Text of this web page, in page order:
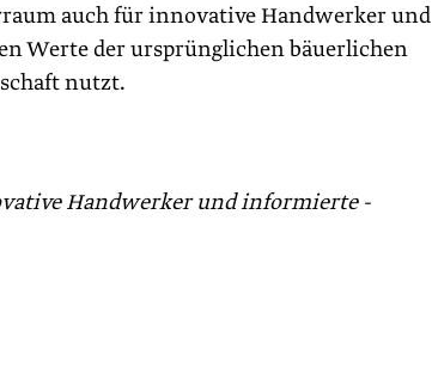
auch für innovative Handwerker und
Werte der ursprünglichen bäuerlichen
nutzt.
Handwerker und informierte